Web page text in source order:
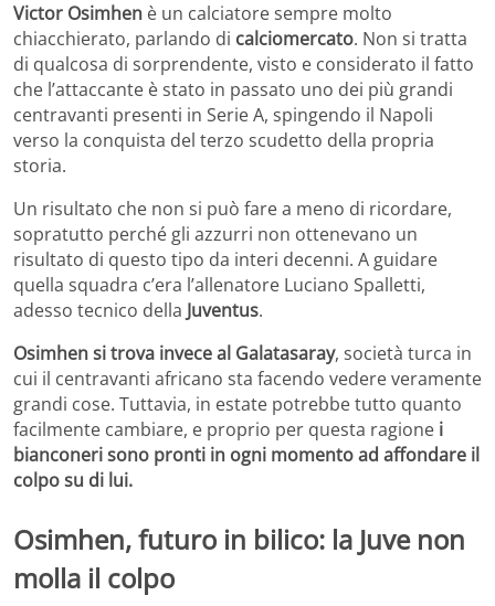
Victor Osimhen è un calciatore sempre molto
chiacchierato, parlando di calciomercato. Non si tratta
di qualcosa di sorprendente, visto e considerato il fatto
che l’attaccante è stato in passato uno dei più grandi
centravanti presenti in Serie A, spingendo il Napoli
verso la conquista del terzo scudetto della propria
storia.
Un risultato che non si può fare a meno di ricordare,
sopratutto perché gli azzurri non ottenevano un
risultato di questo tipo da interi decenni. A guidare
quella squadra c’era l’allenatore Luciano Spalletti,
adesso tecnico della Juventus.
Osimhen si trova invece al Galatasaray, società turca in
cui il centravanti africano sta facendo vedere veramente
grandi cose. Tuttavia, in estate potrebbe tutto quanto
facilmente cambiare, e proprio per questa ragione i
bianconeri sono pronti in ogni momento ad affondare il
colpo su di lui.
Osimhen, futuro in bilico: la Juve non
molla il colpo